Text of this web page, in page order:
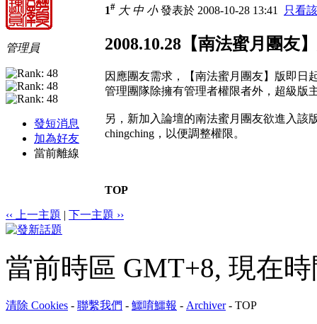
管理員
發短消息
加為好友
當前離線
1# 大 中 小發表於 2008-10-28 13:41 只看
2008.10.28【南法蜜月團友
因應團友需求，【南法蜜月團友】版即日
管理團隊除擁有管理者權限者外，超級版
另，新加入論壇的南法蜜月團友欲進入該
chingching，以便調整權限。
TOP
‹‹ 上一主題 | 下一主題 ››
當前時區 GMT+8, 現在
清除 Cookies - 聯繫我們 - 鱷唷鱷報 - Archiver- TOP